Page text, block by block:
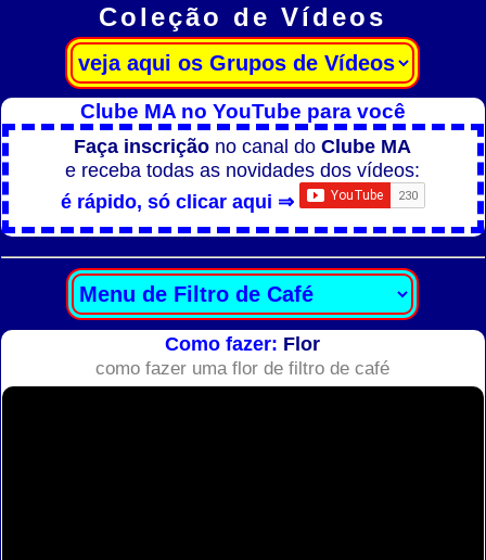
Coleção de Vídeos
Clube MA no YouTube para você
Faça inscrição no canal doClube MA
e receba todas as novidades dos vídeos:
é rápido, só clicar aqui ⇒
Como fazer: Flor
como fazer uma flor de filtro de café